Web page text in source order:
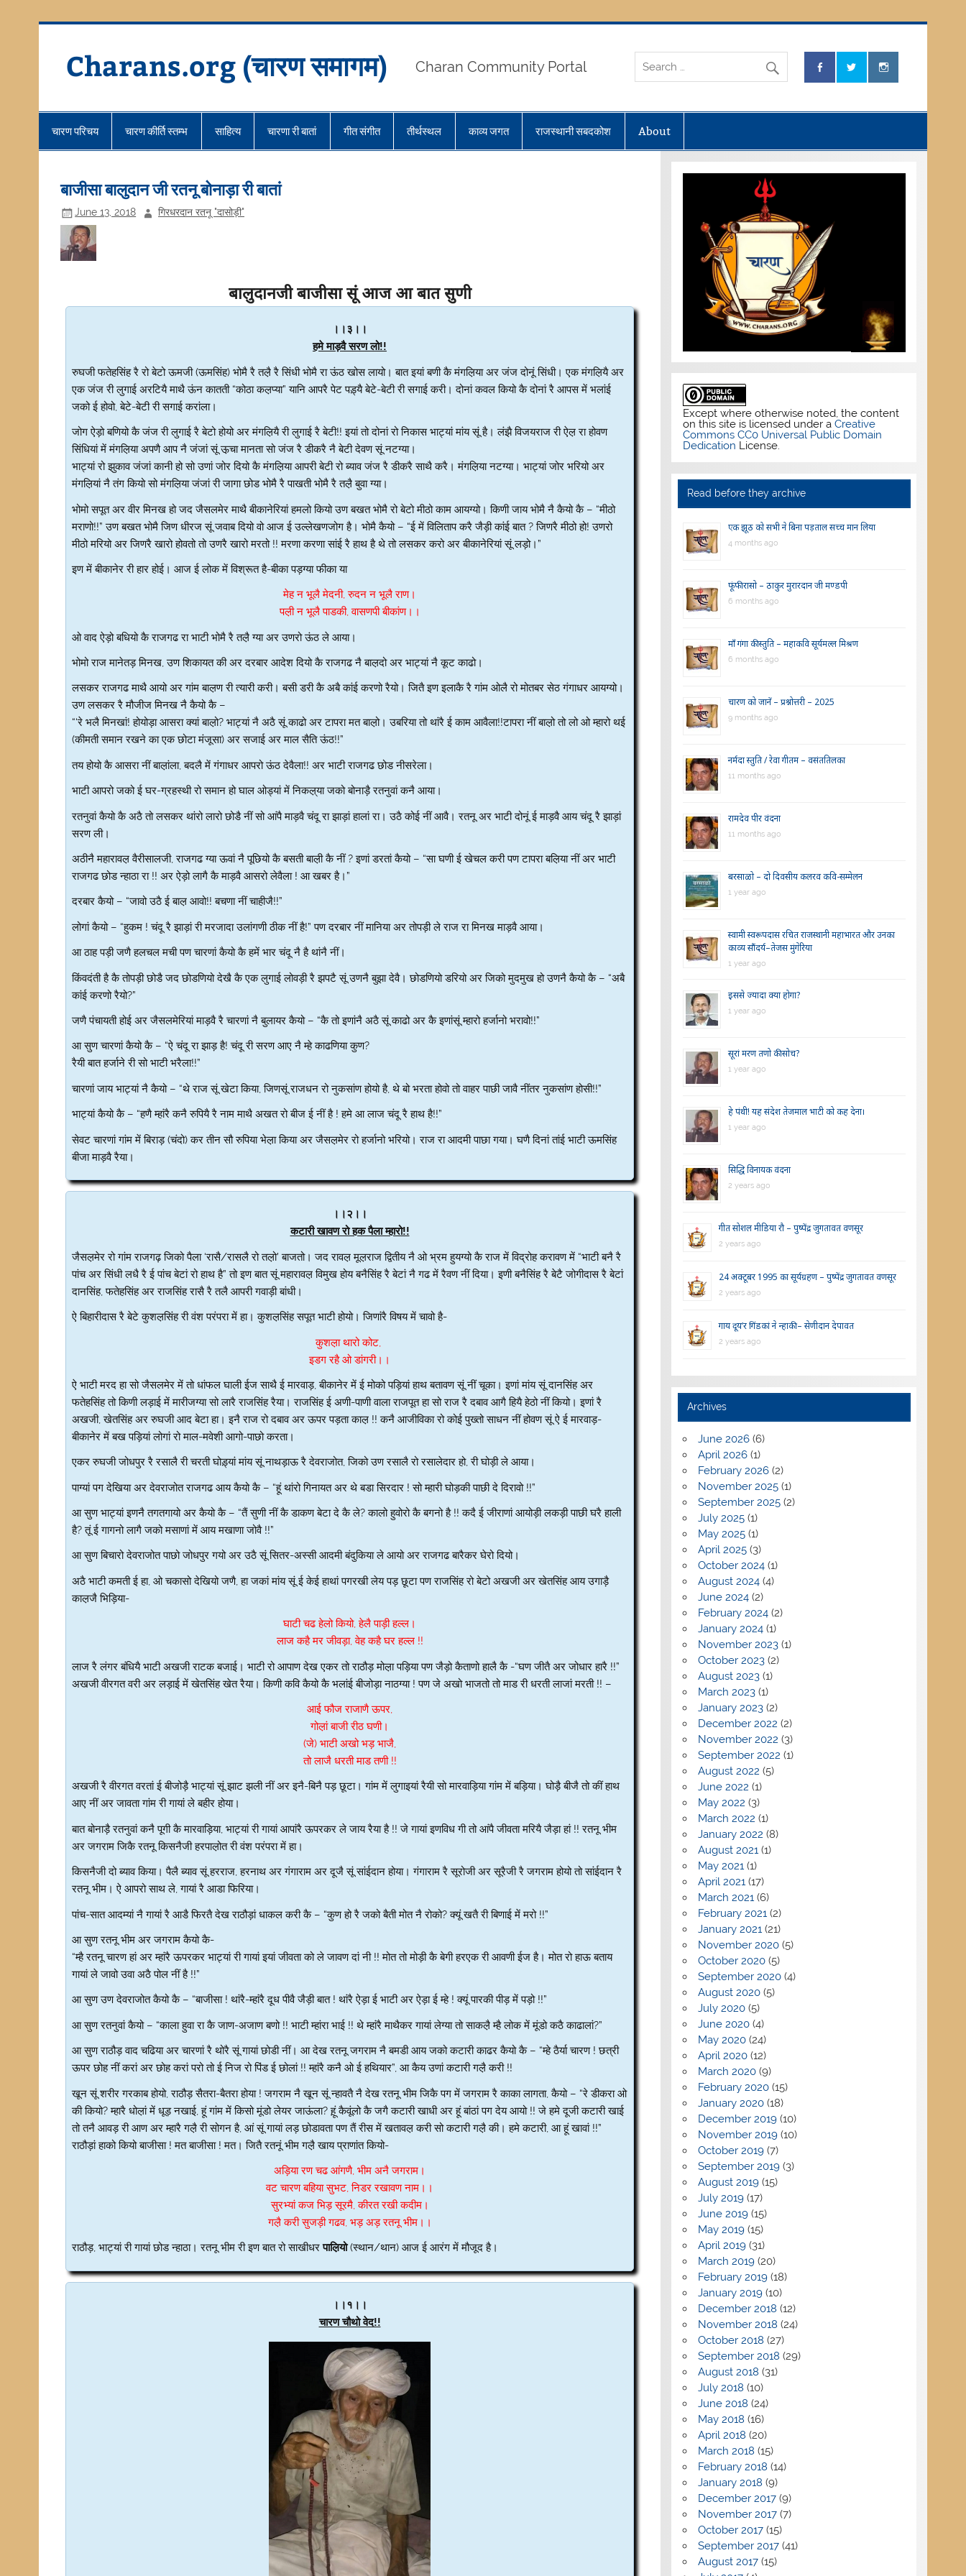
Charans.org (चारण समागम) Charan Community Portal
चारण परिचय चारण कीर्ति स्तम्भ साहित्य चारणा री बातां गीत संगीत तीर्थस्थल काव्य जगत राजस्थानी सबदकोश About
बाजीसा बालुदान जी रतनू बोनाड़ा री बातां
June 13, 2018 गिरधरदान रतनू "दासोड़ी"
बालुदानजी बाजीसा सूं आज आ बात सुणी
।।३।।
हमे माड़वै सरण लो!!
रुघजी फतेहसिंह रै रो बेटो ऊमजी (ऊमसिंह) भोमै रै तल़ै रै सिंधी भोमै रा ऊंठ खोस लायो। बात इयां बणी कै मंगल़िया अर जंज दोनूं सिंधी। एक मंगल़ियै अर
एक जंज री लुगाई अरटियै माथै ऊंन कातती “कोठा कल़प्या” यानि आपरै पेट पड़्यै बेटे-बेटी री सगाई करी। दोनां कवल कियो कै दोनां रै आपस में भलांई
जको ई होवो, बेटे-बेटी री सगाई करांला।
जोग ऐड़ो बणियो कै जंज री लुगाई रै बेटो होयो अर मंगल़ियै री लुगाई रै बेटी!! इयां तो दोनां रो निकास भाट्यां मांय सूं है। लंझै विजयराज री ऐल़ रा होवण
सिंधियां में मंगल़िया अपणै आप नै जंजां सूं ऊ़चा मानता सो जंज रै डीकरै नै बेटी देवण सूं नटग्या।
भाट्यां रो झुकाव जंजां कानी हो सो उणां जोर दियो कै मंगल़िया आपरी बेटी रो ब्याव जंज रै डीकरै साथै करै। मंगल़िया नटग्या। भाट्यां जोर भरियो अर
मंगल़ियां नै तंग कियो सो मंगल़िया जंजां री जागा छोड भोमै रै पाखती भोमै रै तल़ै बुवा ग्या।
भोमो सपूत अर वीर मिनख हो जद जैसलमेर माथै बीकानेरियां हमलो कियो उण बखत भोमै रो बेटो मीठो काम आयग्यो। किणी जाय भोमै नै कैयो कै – “मीठो
मराणो!!” उण बखत भोमै जिण धीरज सूं जवाब दियो वो आज ई उल्लेखणजोग है। भोमै कैयो – “ई में विलिताप करै जैड़ी कांई बात ? जिणरै मीठो हो! उणरो
मीठो मरियो अर जिणरै खारो होवतो तो उणरै खारो मरतो !! मरणा करणा सांई रै हाथ है थे तो लसकर करो अर बीकानेरियां सूं लड़ो।”
इण में बीकानेर री हार होई। आज ई लोक में विश्रूत है-बीका पड़ग्या फीका या
मेह न भूलै मेदनी, रुदन न भूलै राण।
पल़ी न भूलै पाडकी, वासणपी बीकांण।।
ओ वाद ऐड़ो बधियो कै राजगढ रा भाटी भोमै रै तल़ै ग्या अर उणरो ऊंठ ले आया।
भोमो राज मानेतड़ मिनख, उण शिकायत की अर दरबार आदेश दियो कै राजगढ नै बाल़दो अर भाट्यां नै कूट काढो।
लसकर राजगढ माथै आयो अर गांम बाल़ण री त्यारी करी। बसी डरी कै अबै कांई करणो रैयो। जितै इण इलाकै रै गांम ओलै रो मोतबर सेठ गंगाधर आयग्यो।
उण लसकर रै मौजीज मिनख नै कैयो कै –
“‘रे भलै मिनखां! होयोड़ा आसरा क्यां बाल़ो? भाट्यां नै अठै सूं काढो अर टापरा मत बाल़ो। उबरिया तो थांरै ई काम आवैला!!टापरा नीं बाल़ो तो लो ओ म्हारो थई
(कीमती समान रखने का एक छोटा मंजूसा) अर सजाई अर माल सैति ऊंठ!!”
तय होयो कै आसरा नीं बाल़ांला, बदलै में गंगाधर आपरो ऊंठ देवैला!! अर भाटी राजगढ छोड नीसरेला।
भाटी आपरो जको ई घर-ग्रहस्थी रो समान हो घाल ओड्यां में निकल़्या जको बोनाड़ै रतनुवां कनै आया।
रतनुवां कैयो कै अठै तो लसकर थांरो लारो छोडै नीं सो आंपै माड़वै चंदू रा झाड़ां हालां रा। उठै कोई नीं आवै। रतनू अर भाटी दोनूं ई माड़वै आय चंदू रै झाड़ां
सरण ली।
अठीनै महारावल़ वैरीसालजी, राजगढ ग्या ऊवां नै पूछियो कै बसती बाल़ी कै नीं ? इणां डरतां कैयो – “सा घणी ई खेचल करी पण टापरा बल़िया नीं अर भाटी
राजगढ छोड न्हाठा रा !! अर ऐड़ो लागै कै माड़वै आसरो लेवैला ! आ खबर है।”
दरबार कैयो – “जावो उठै ई बाल़ आवो!! बचणा नीं चाहीजै!!”
लोगां कैयो – “हुकम ! चंदू रै झाड़ां री मरजादा उलांगणी ठीक नीं है!” पण दरबार नीं मानिया अर तोपड़ी ले राज रा मिनख माड़वै आया।
आ ठाह पड़ी जणै हलचल मची पण चारणां कैयो कै हमें भार चंदू नै है थांनै नीं।
किंवदंती है कै तोपड़ी छोडै जद छोडणियो देखै कै एक लुगाई लोवड़ी रै झपटै सूं उणनै बुझा देवै। छोडणियो डरियो अर जिको मुदमुख हो उणनै कैयो कै – “अबै
कांई करणो रैयो?”
जणै पंचायती होई अर जैसलमेरियां माड़वै रै चारणां नै बुलायर कैयो – “कै तो इणांनै अठै सूं काढो अर कै इणांसूं म्हारो हर्जानो भरावो!!”
आ सुण चारणां कैयो कै – “ऐ चंदू रा झाड़ है! चंदू री सरण आए नै म्हे काढणिया कुण?
रैयी बात हर्जाने री सो भाटी भरैला!!”
चारणां जाय भाट्यां नै कैयो – “थे राज सूं खेटा किया, जिणसूं राजधन रो नुकसांण होयो है, थे बो भरता होवो तो वाहर पाछी जावै नींतर नुकसांण होसी!!”
भाट्यां कैयो कै – “हणै म्हांरै कनै रुपियै रै नाम माथै अखत रो बीज ई नीं है ! हमे आ लाज चंदू रै हाथ है!!”
सेवट चारणां गांम में बिराड़ (चंदो) कर तीन सौ रुपिया भेल़ा किया अर जैसल़मेर रो हर्जानो भरियो। राज रा आदमी पाछा गया। घणै दिनां तांई भाटी ऊमसिंह
बीजा माड़वै रैया।
।।२।।
कटारी खावण रो हक पैला म्हारो!!
जैसल़मेर रो गांम राजगढ़ जिको पैला ‘रासै/रासलै रो तल़ो’ बाजतो। जद रावल़ मूल़राज द्वितीय नै ओ भ्रम हुयग्यो कै राज में विद्रोह करावण में “भाटी बनै रै
पांच अर सिंधी लधै रै ई पांच बेटां रो हाथ है” तो इण बात सूं महारावल़ विमुख होय बनैसिंह रै बेटां नै गढ में रैवण नीं दिया। इणी बनैसिंह रै बेटै जोगीदास रै बेटां
दानसिंह, फतेहसिंह अर राजसिंह रासै रै तलै आपरी गवाड़ी बांधी।
ऐ बिहारीदास रै बेटे कुशल़सिंह री वंश परंपरा में हा। कुशल़सिंह सपूत भाटी होयो। जिणांरै विषय में चावो है-
कुशल़ा थारो कोट,
इडग रहै ओ डांगरी।।
ऐ भाटी मरद हा सो जैसलमेर में तो धांफल घाली ईज साथै ई मारवाड़, बीकानेर में ई मोको पड़ियां हाथ बतावण सूं नीं चूका। इणां मांय सूं दानसिंह अर
फतेहसिंह तो किणी लड़ाई में मारीजग्या सो लारै राजसिंह रैया। राजसिंह ई अणी-पाणी वाला राजपूत हा सो राज रै दबाव आगै हियै हेठो नीं कियो। इणां रै
अखजी, खेतसिंह अर रुघजी आद बेटा हा। इनै राज रो दबाव अर ऊपर पड़ता काल़ !! कनै आजीविका रो कोई पुख्तो साधन नीं होवण सूं ऐ ई मारवाड़-
बीकानेर में बख पड़ियां लोगां रो माल-मवेशी आगो-पाछो करता।
एकर रुघजी जोधपुर रै रसालै री चरती घोड़्यां मांय सूं नाथड़ाऊ रै देवराजोत, जिको उण रसालै रो रसालेदार हो, री घोड़ी ले आया।
पाग्यां पग देखिया अर देवराजोत राजगढ आय कैयो कै – “हूं थांरो गिनायत अर थे बडा सिरदार ! सो म्हारी घोड़की पाछी दे दिरावो !!”
आ सुण भाट्यां इणनै तगतगायो अर कैयो कै – “तैं सुणी नीं कै डाकण बेटा दे कै ले? कालो हुवोरो कै बगनो है !! कदै ई जीराणां आयोड़ी लकड़ी पाछी घरै हाली
है? तूं ई गागनो लागै जको मसाणां में आय मखाणा जोवै !!”
आ सुण बिचारो देवराजोत पाछो जोधपुर गयो अर उठै सूं सितर-अस्सी आदमी बंदुकिया ले आयो अर राजगढ बारैकर घेरो दियो।
अठै भाटी कमती ई हा, ओ चकासो देखियो जणै, हा जकां मांय सूं ई केई हाथां पगरखी लेय पड़ छूटा पण राजसिंह रो बेटो अखजी अर खेतसिंह आय उगाड़ै
काल़जै भिड़िया-
घाटी चढ हेलो कियो, हेलै पाड़ी हल्ल।
लाज कहै मर जीवड़ा, वेह कहै घर हल्ल !!
लाज रै लंगर बंधियै भाटी अखजी राटक बजाई। भाटी रो आपाण देख एकर तो राठौड़ मोल़ा पड़िया पण जैड़ो कैताणो हालै कै -“घण जीतै अर जोधार हारै !!”
अखजी वीरगत वरी अर लड़ाई में खेतसिंह खेत रैया। किणी कवि कैयो कै भलांई बीजोड़ा नाठग्या ! पण जे अखो भाजतो तो माड री धरती लाजां मरती !! –
आई फौज राजाणै ऊपर,
गोल़ां बाजी रीठ घणी।
(जे) भाटी अखो भड़ भाजै,
तो लाजै धरती माड तणी !!
अखजी रै वीरगत वरतां ई बीजोड़ै भाट्यां सूं झाट झली नीं अर इनै-बिनै पड़ छूटा। गांम में लुगाइयां रैयी सो मारवाड़िया गांम में बड़िया। घोड़ै बीजै तो कीं हाथ
आए नीं अर जावता गांम री गायां ले बहीर होया।
बात बोनाड़ै रतनुवां कनै पूगी कै मारवाड़िया, भाट्यां री गायां आपांरै ऊपरकर ले जाय रैया है !! जे गायां इणविध गी तो आंपै जीवता मरियै जैड़ा हां !! रतनू भीम
अर जगराम जिकै रतनू किसनैजी हरपाल़ोत री वंश परंपरा में हा।
किसनैजी दो ब्याव किया। पैलै ब्याव सूं हरराज, हरनाथ अर गंगाराम अर दूजै सूं सांईदान होया। गंगाराम रै सूरोजी अर सूरैजी रै जगराम होयो तो सांईदान रै
रतनू भीम। ऐ आपरो साथ ले, गायां रै आडा फिरिया।
पांच-सात आदम्यां नै गायां रै आडै फिरतै देख राठौड़ां धाकल करी कै – “कुण हो रै जको बैती मोत नै रोको? क्यूं खतै री बिणाई में मरो !!”
आ सुण रतनू भीम अर जगराम कैयो कै-
“म्है रतनू चारण हां अर म्हांरै ऊपरकर भाट्यां री गायां इयां जीवता को ले जावण दां नी !! मोत तो मोड़ी कै बेगी हरएक री आवणी ईज है। मोत रो हाऊ बताय
गायां ले जावो उवा अठै पोल नीं है !!”
आ सुण उण देवराजोत कैयो कै – “बाजीसा ! थांरै-म्हांरै दूध पीवै जैड़ी बात ! थांरै ऐड़ा ई भाटी अर ऐड़ा ई म्हे ! क्यूं पारकी पीड़ में पड़ो !!”
आ सुण रतनुवां कैयो – “काला हुवा रा कै जाण-अजाण बणो !! भाटी म्हांरा भाई !! थे म्हांरै माथैकर गायां लेग्या तो साकल़ै म्है लोक में मूंडो कठै काढालां?”
आ सुण राठौड़ वाद चढिया अर चारणां रै थोरै सूं गायां छोडी नीं। आ देख रतनू जगराम नै बमडी आय जको कटारी काढर कैयो कै – “म्हे ठैर्या चारण ! छत्री
ऊपर छोह नीं करां अर छोह करां परो तो ई निज रो पिंड ई छोलां !! म्हांरै कनै ओ ई हथियार”, आ कैय उणां कटारी गल़ै करी !!
खून सूं शरीर गरकाब होयो, राठौड़ सैतरा-बैतरा होया ! जगराम नै खून सूं न्हावतै नै देख रतनू भीम जिकै पग में जगराम रै काका लागता, कैयो – “रे डीकरा ओ
की कियो? म्हारै धोल़ां में धूड़ नखाई, हूं गांम में किसो मूंडो लेयर जाऊंला? ह़ूं कैवूंलो कै जगै कटारी खाधी अर हूं बांठां पग देय आयो !! जे हमे दूजी कटारी खाई
तो तनै आवड़ री आण अर म्हारै गल़ै री सोगन है, आं सूं गायां लड़ छोडावता पण तैं रीस में खतावल़ करी सो कटारी गल़ै की। हमे कटारी, आ हूं खावां !!”
राठौड़ां हाको कियो बाजीसा ! मत बाजीसा ! मत। जितै रतनूं भीम गल़ै खाय प्राणांत कियो-
अड़िया रण चढ आंगणै, भीम अनै जगराम।
वट चारण बहिया सुभट, निडर रखावण नाम।।
सुरभ्यां कज भिड़ सूरमै, कीरत रखी कदीम।
गल़ै करी सुजड़ी गढव, भड़ अड़ रतनू भीम।।
राठौड़, भाट्यां री गायां छोड न्हाठा। रतनू भीम री इण बात रो साखीधरपाल़ियो(स्थान/थान) आज ई आरंग में मौजूद है।
।।१।।
चारण चौथो वेद!!
Except where otherwise noted, the content
on this site is licensed under a Creative
Commons CC0 Universal Public Domain
Dedication License.
Read before they archive
एक झूठ को सभी ने बिना पड़ताल सच्च मान लिया
4 months ago
फूंफी रासो – ठाकुर मुरारदान जी मण्डपी
6 months ago
माँ गंगा की स्तुति – महाकवि सूर्यमल्ल मिश्रण
6 months ago
चारण को जानें – प्रश्नोत्तरी – 2025
9 months ago
नर्मदा स्तुति / रेवा गीतम – वसंततिलका
11 months ago
रामदेव पीर वंदना
11 months ago
बरसाळो – दो दिवसीय कलरव कवि-सम्मेलन
1 year ago
स्वामी स्वरूपदास रचित राजस्थानी महाभारत और उनका
काव्य सौंदर्य–तेजस मुंगेरिया
1 year ago
इससे ज्यादा क्या होगा?
1 year ago
सूरां मरण तणो की सोच?
1 year ago
हे पंथी! यह संदेश तेजमाल भाटी को कह देना।
1 year ago
सिद्धि विनायक वंदना
2 years ago
गीत सोशल मीडिया रौ – पुष्पेंद्र जुगतावत वणसूर
2 years ago
24 अक्टूबर 1995 का सूर्यग्रहण – पुष्पेंद्र जुगतावत वणसूर
2 years ago
गाय दूय’र गिंडकां ने न्हाकी – सेणीदान देपावत
2 years ago
Archives
June 2026(6)
April 2026(1)
February 2026(2)
November 2025(1)
September 2025(2)
July 2025(1)
May 2025(1)
April 2025(3)
October 2024(1)
August 2024(4)
June 2024(2)
February 2024(2)
January 2024(1)
November 2023(1)
October 2023(2)
August 2023(1)
March 2023(1)
January 2023(2)
December 2022 (2)
November 2022 (3)
September 2022 (1)
August 2022 (5)
June 2022 (1)
May 2022 (3)
March 2022 (1)
January 2022 (8)
August 2021(1)
May 2021(1)
April 2021(17)
March 2021(6)
February 2021(2)
January 2021(21)
November 2020(5)
October 2020(5)
September 2020(4)
August 2020(5)
July 2020(5)
June 2020(4)
May 2020(24)
April 2020(12)
March 2020(9)
February 2020(15)
January 2020(18)
December 2019(10)
November 2019(10)
October 2019(7)
September 2019(3)
August 2019(15)
July 2019(17)
June 2019(15)
May 2019(15)
April 2019(31)
March 2019(20)
February 2019(18)
January 2019(10)
December 2018 (12)
November 2018 (24)
October 2018 (27)
September 2018 (29)
August 2018 (31)
July 2018 (10)
June 2018 (24)
May 2018 (16)
April 2018 (20)
March 2018 (15)
February 2018 (14)
January 2018 (9)
December 2017(9)
November 2017(7)
October 2017(15)
September 2017(41)
August 2017(15)